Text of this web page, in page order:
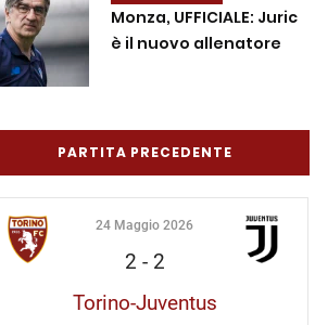
Monza, UFFICIALE: Juric
è il nuovo allenatore
PARTITA PRECEDENTE
24 Maggio 2026
2 - 2
Torino-Juventus